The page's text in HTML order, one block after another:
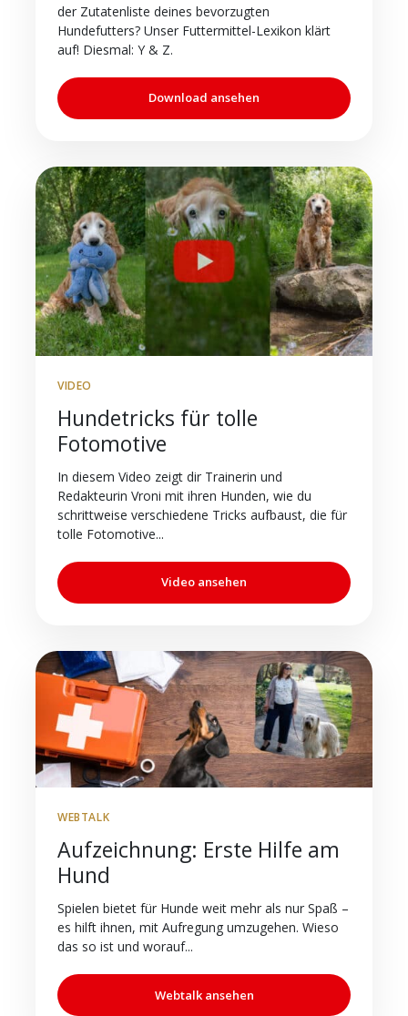
der Zutatenliste deines bevorzugten
Hundefutters? Unser Futtermittel-Lexikon klärt
auf! Diesmal: Y & Z.
Download ansehen
VIDEO
Hundetricks für tolle
Fotomotive
In diesem Video zeigt dir Trainerin und
Redakteurin Vroni mit ihren Hunden, wie du
schrittweise verschiedene Tricks aufbaust, die für
tolle Fotomotive...
Video ansehen
WEBTALK
Aufzeichnung: Erste Hilfe am
Hund
Spielen bietet für Hunde weit mehr als nur Spaß –
es hilft ihnen, mit Aufregung umzugehen. Wieso
das so ist und worauf...
Webtalk ansehen